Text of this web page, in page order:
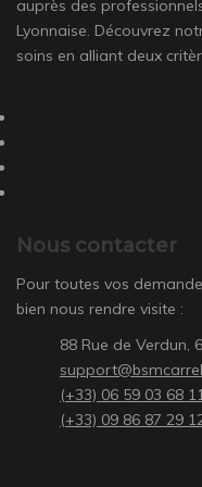
auprès des
Lyonnaise. Découvrez
soins en alliant deux
Nous contacter
Pour toutes vos
bien nous rendre visite :
88 Rue de Verdun,
(+33) 06 59 03 68
(+33) 09 86 87 29